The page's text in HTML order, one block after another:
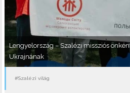
Lengyelország – Szalézi missziós
Ukrajnának
#Szalézi világ